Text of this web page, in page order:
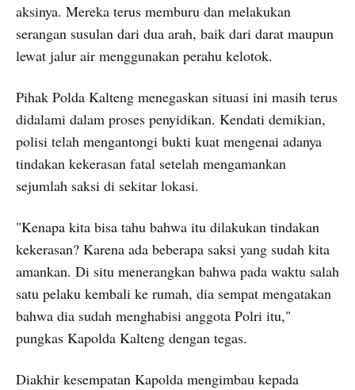
aksinya. Mereka terus memburu dan melakukan
serangan susulan dari dua arah, baik dari darat maupun
lewat jalur air menggunakan perahu kelotok.
Pihak Polda Kalteng menegaskan situasi ini masih terus
didalami dalam proses penyidikan. Kendati demikian,
polisi telah mengantongi bukti kuat mengenai adanya
tindakan kekerasan fatal setelah mengamankan
sejumlah saksi di sekitar lokasi.
"Kenapa kita bisa tahu bahwa itu dilakukan tindakan
kekerasan? Karena ada beberapa saksi yang sudah kita
amankan. Di situ menerangkan bahwa pada waktu salah
satu pelaku kembali ke rumah, dia sempat mengatakan
bahwa dia sudah menghabisi anggota Polri itu,"
pungkas Kapolda Kalteng dengan tegas.
Diakhir kesempatan Kapolda mengimbau kepada